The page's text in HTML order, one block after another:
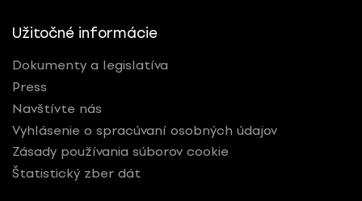
Užitočné informácie
Dokumenty a legislatíva
Press
Navštívte nás
Vyhlásenie o spracúvaní osobných údajov
Zásady používania súborov cookie
Štatistický zber dát